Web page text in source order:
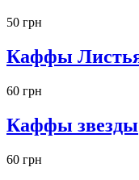
50 грн
Каффы
60 грн
Каффы звезды
60 грн